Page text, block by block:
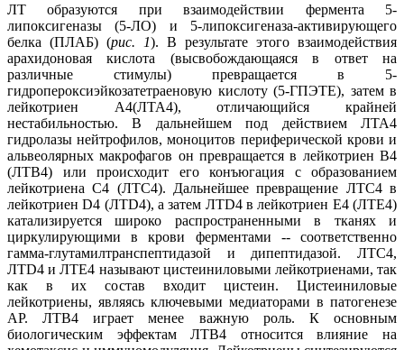
ЛТ образуются при взаимодействии фермента 5-
липоксигеназы (5-ЛО) и 5-липоксигеназа-активирующего
белка (ПЛАБ) (рис. 1). В результате этого взаимодействия
арахидоновая кислота (высвобождающаяся в ответ на
различные стимулы) превращается в 5-
гидропероксиэйкозатетраеновую кислоту (5-ГПЭТЕ), затем в
лейкотриен A4(ЛТА4), отличающийся крайней
нестабильностью. В дальнейшем под действием ЛТА4
гидролазы нейтрофилов, моноцитов периферической крови и
альвеолярных макрофагов он превращается в лейкотриен B4
(ЛТВ4) или происходит его конъюгация с образованием
лейкотриена C4 (ЛТC4). Дальнейшее превращение ЛТC4 в
лейкотриен D4 (ЛТD4), а затем ЛТD4 в лейкотриен E4 (ЛТЕ4)
катализируется широко распространенными в тканях и
циркулирующими в крови ферментами -- соответственно
гамма-глутамилтранспептидазой и дипептидазой. ЛТC4,
ЛТD4 и ЛТЕ4 называют цистеиниловыми лейкотриенами, так
как в их состав входит цистеин. Цистеиниловые
лейкотриены, являясь ключевыми медиаторами в патогенезе
АР. ЛТВ4 играет менее важную роль. К основным
биологическим эффектам ЛТВ4 относится влияние на